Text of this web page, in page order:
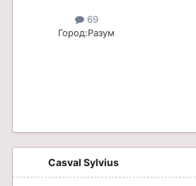
69
Город:Разум
Casval Sylvius